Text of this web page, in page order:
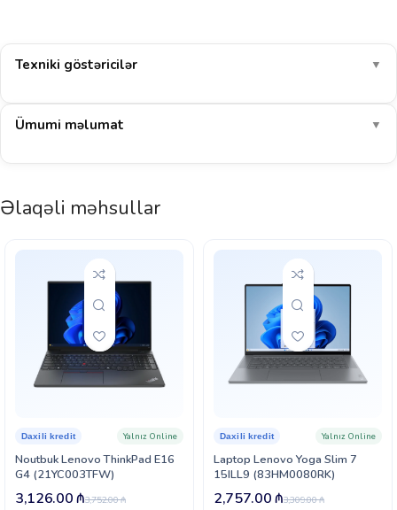
Texniki göstəricilər ▼
Ümumi məlumat ▼
Əlaqəli məhsullar
Noutbuk Lenovo ThinkPad E16
G4 (21YC003TFW)
Daxili kredit Yalnız Online
3,752.00₼
3,126.00₼
Laptop Lenovo Yoga Slim 7
15ILL9 (83HM0080RK)
Daxili kredit Yalnız Online
3,309.00₼
2,757.00₼